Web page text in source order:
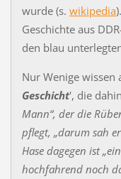
wurde (s. wikipedia
Geschichte aus
den blau
Nur Wenige wissen
Geschicht', die
Mann“, der die
pflegt, „darum sah
Hase dagegen ist
hochfahrend noch